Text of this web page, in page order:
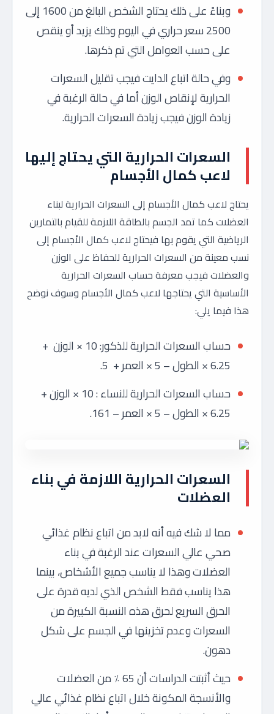
وبناءً على ذلك يحتاج الشخص البالغ من 1600 إلى
2500 سعر حراري في اليوم وذلك يزيد أو ينقص
على حسب العوامل التي تم ذكرها.
وفي حالة اتباع الدايت فيجب تقليل السعرات
الحرارية لإنقاص الوزن أما في حالة الرغبة في
زيادة الوزن فيجب زيادة السعرات الحرارية.
السعرات الحرارية التي يحتاج إليها
لاعب كمال الأجسام
يحتاج لاعب كمال الأجسام إلى السعرات الحرارية لبناء
العضلات كما تمد الجسم بالطاقة اللازمة للقيام بالتمارين
الرياضية التي يقوم بها فيحتاج لاعب كمال الأجسام إلى
نسب معينة من السعرات الحرارية للحفاظ على الوزن
والعضلات فيجب معرفة حساب السعرات الحرارية
الأساسية التي يحتاجها لاعب كمال الأجسام وسوف نوضح
هذا فيما يلي:
حساب السعرات الحرارية للذكور: 10 × الوزن +
6.25 × الطول – 5 × العمر + 5.
حساب السعرات الحرارية للنساء : 10 × الوزن +
6.25 × الطول – 5 × العمر – 161.
السعرات الحرارية اللازمة في بناء
العضلات
مما لا شك فيه أنه لابد من اتباع نظام غذائي
صحي عالي السعرات عند الرغبة في بناء
العضلات وهذا لا يناسب جميع الأشخاص، بينما
هذا يناسب فقط الشخص الذي لديه قدرة على
الحرق السريع لحرق هذه النسبة الكبيرة من
السعرات وعدم تخزينها في الجسم على شكل
دهون.
حيث أثبتت الدراسات أن 65 ٪ من العضلات
والأنسجة المكونة خلال اتباع نظام غذائي عالي